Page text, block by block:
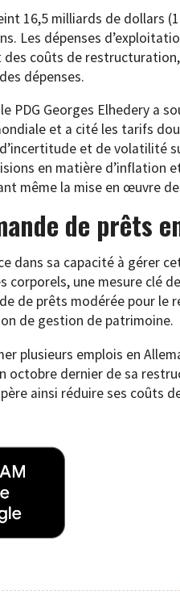
16,5 milliards de dollars
Les dépenses
des coûts de
dépenses.
PDG Georges Elhedery a
et a cité les tarifs
et de volatilité
en matière d’inflation
même la mise en œuvre
de prêts
dans sa capacité à gérer
corporels, une mesure clé
de prêts modérée pour le
de gestion de patrimoine.
plusieurs emplois en
octobre dernier de sa
ainsi réduire ses coûts